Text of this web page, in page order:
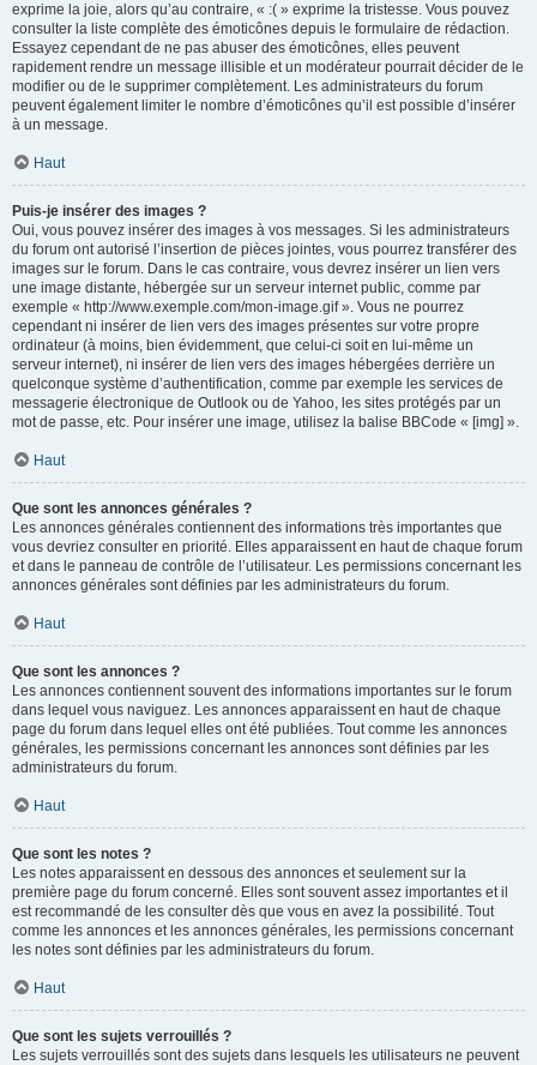
exprime la joie, alors qu’au contraire, « :( » exprime la tristesse. Vous pouvez
consulter la liste complète des émoticônes depuis le formulaire de rédaction.
Essayez cependant de ne pas abuser des émoticônes, elles peuvent
rapidement rendre un message illisible et un modérateur pourrait décider de le
modifier ou de le supprimer complètement. Les administrateurs du forum
peuvent également limiter le nombre d’émoticônes qu’il est possible d’insérer
à un message.
Haut
Puis-je insérer des images ?
Oui, vous pouvez insérer des images à vos messages. Si les administrateurs
du forum ont autorisé l’insertion de pièces jointes, vous pourrez transférer des
images sur le forum. Dans le cas contraire, vous devrez insérer un lien vers
une image distante, hébergée sur un serveur internet public, comme par
exemple « http://www.exemple.com/mon-image.gif ». Vous ne pourrez
cependant ni insérer de lien vers des images présentes sur votre propre
ordinateur (à moins, bien évidemment, que celui-ci soit en lui-même un
serveur internet), ni insérer de lien vers des images hébergées derrière un
quelconque système d’authentification, comme par exemple les services de
messagerie électronique de Outlook ou de Yahoo, les sites protégés par un
mot de passe, etc. Pour insérer une image, utilisez la balise BBCode « [img] ».
Haut
Que sont les annonces générales ?
Les annonces générales contiennent des informations très importantes que
vous devriez consulter en priorité. Elles apparaissent en haut de chaque forum
et dans le panneau de contrôle de l’utilisateur. Les permissions concernant les
annonces générales sont définies par les administrateurs du forum.
Haut
Que sont les annonces ?
Les annonces contiennent souvent des informations importantes sur le forum
dans lequel vous naviguez. Les annonces apparaissent en haut de chaque
page du forum dans lequel elles ont été publiées. Tout comme les annonces
générales, les permissions concernant les annonces sont définies par les
administrateurs du forum.
Haut
Que sont les notes ?
Les notes apparaissent en dessous des annonces et seulement sur la
première page du forum concerné. Elles sont souvent assez importantes et il
est recommandé de les consulter dès que vous en avez la possibilité. Tout
comme les annonces et les annonces générales, les permissions concernant
les notes sont définies par les administrateurs du forum.
Haut
Que sont les sujets verrouillés ?
Les sujets verrouillés sont des sujets dans lesquels les utilisateurs ne peuvent